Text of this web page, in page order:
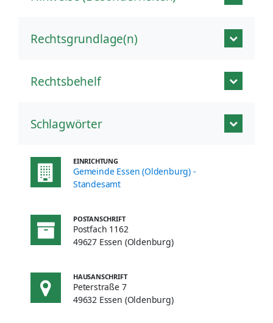
Rechtsgrundlage(n)
Rechtsbehelf
Schlagwörter
EINRICHTUNG
Gemeinde Essen (Oldenburg) -
Standesamt
POSTANSCHRIFT
Postfach 1162
49627 Essen (Oldenburg)
HAUSANSCHRIFT
Peterstraße 7
49632 Essen (Oldenburg)